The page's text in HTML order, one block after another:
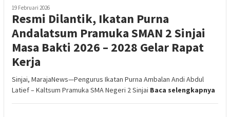
19 Februari 2026
Resmi Dilantik, Ikatan Purna
Andalatsum Pramuka SMAN 2 Sinjai
Masa Bakti 2026 – 2028 Gelar Rapat
Kerja
Sinjai, MarajaNews—Pengurus Ikatan Purna Ambalan Andi Abdul
Latief – Kaltsum Pramuka SMA Negeri 2 Sinjai Baca selengkapnya